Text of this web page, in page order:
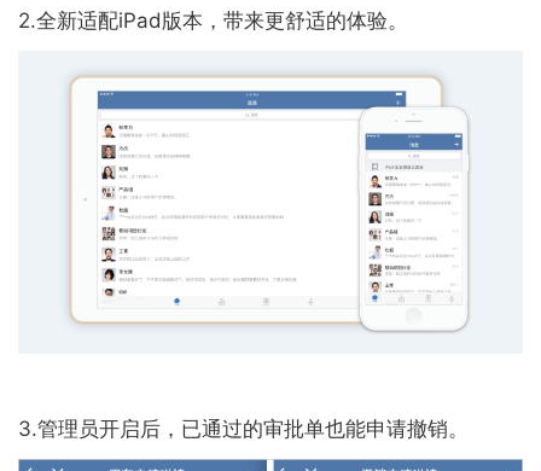
2.全新适配iPad版本，带来更舒适的体验。
3.管理员开启后，已通过的审批单也能申请撤销。